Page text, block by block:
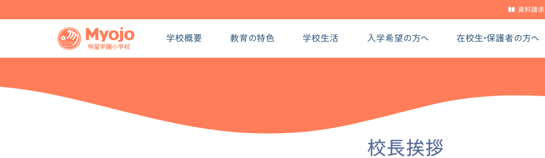
資料請求
学校概要 教育の特色 学校生活 入学希望の方へ 在校生・保護者の方へ
校長挨拶